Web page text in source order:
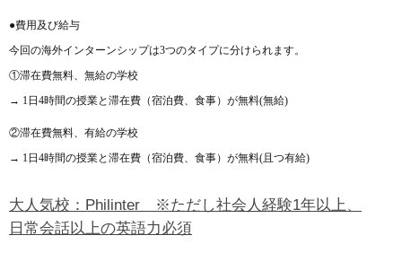
●費用及び給与
今回の海外インターンシップは3つのタイプに分けられます。
①滞在費無料、無給の学校
→ 1 日 4時間の授業と滞在費（宿泊費、食事）が無料(無給)
②滞在費無料、有給の学校
→ 1 日 4時間の授業と滞在費（宿泊費、食事）が無料( 且つ有給)
大人気校：Philinter ※ただし社会人経験1年以上、
日常会話以上の英語力必須